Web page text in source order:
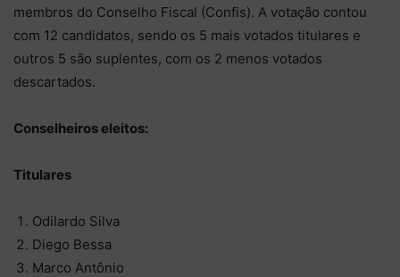
membros do Conselho Fiscal (Confis). A votação contou
com 12 candidatos, sendo os 5 mais votados titulares e
outros 5 são suplentes, com os 2 menos votados
descartados.
Conselheiros eleitos:
Titulares
Odilardo Silva
Diego Bessa
Marco Antônio